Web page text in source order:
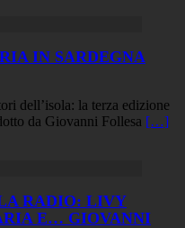
IN SARDEGNA
dell’isola: la terza edizione
da Giovanni Follesa […]
RADIO: LIVY
E… GIOVANNI